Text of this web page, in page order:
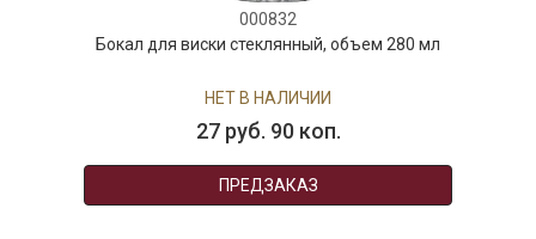
000832
Бокал для виски стеклянный, объем 280 мл
НЕТ В НАЛИЧИИ
27 руб. 90 коп.
ПРЕДЗАКАЗ